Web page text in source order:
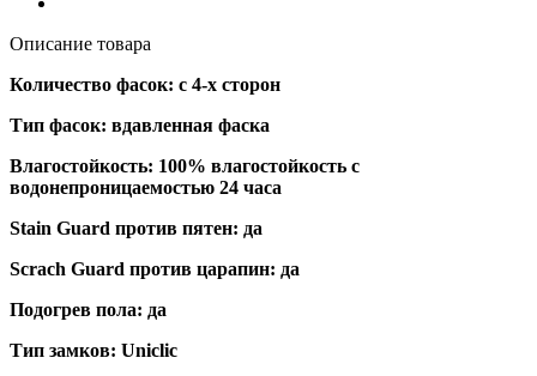
Описание товара
Количество фасок: с 4-х сторон
Тип фасок: вдавленная фаска
Влагостойкость: 100% влагостойкость с
водонепроницаемостью 24 часа
Stain Guard против пятен: да
Scrach Guard против царапин: да
Подогрев пола: да
Тип замков: Uniclic